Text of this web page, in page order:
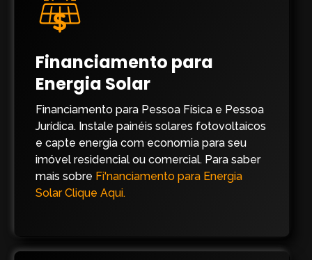
Financiamento para
Energia Solar
Financiamento para Pessoa Física e Pessoa
Jurídica. Instale painéis solares fotovoltaicos
e capte energia com economia para seu
imóvel residencial ou comercial. Para saber
mais sobre Fi'nanciamento para Energia
Solar Clique Aqui.